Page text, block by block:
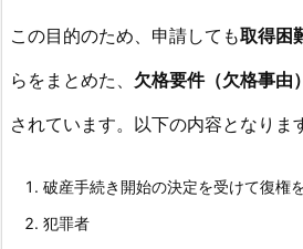
商
証
取
得
この目的のため、申請しても取得困
らをまとめた、 欠格要件（欠格事由）
されています。以下の内容となりま
破産手続き開始の決定を受けて復権
犯罪者